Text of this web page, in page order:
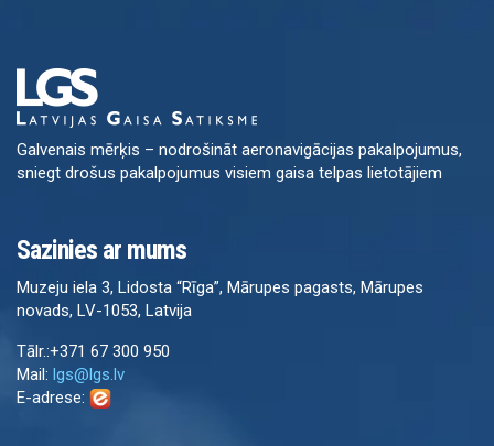
Galvenais mērķis – nodrošināt aeronavigācijas pakalpojumus,
sniegt drošus pakalpojumus visiem gaisa telpas lietotājiem
Sazinies ar mums
Muzeju iela 3, Lidosta “Rīga”, Mārupes pagasts, Mārupes
novads, LV-1053, Latvija
Tālr.:+371 67 300 950
Mail: lgs@lgs.lv
E-adrese: